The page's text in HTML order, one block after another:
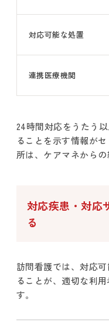
対応可能な処置
連携医療機関
24時間対応をうたう
ることを示す情報が
所は、ケアマネからの
対応疾患・対応
る
訪問看護では、対応
ることが、適切な利
す。